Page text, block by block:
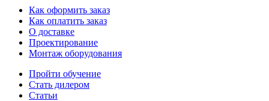
Как оформить заказ
Как оплатить заказ
О доставке
Проектирование
Монтаж оборудования
Пройти обучение
Стать дилером
Статьи